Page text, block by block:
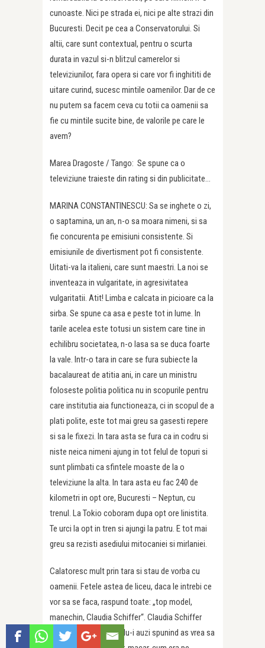
cunoaste. Nici pe strada ei, nici pe alte strazi din
Bucuresti. Decit pe cea a Conservatorului. Si
altii, care sunt contextual, pentru o scurta
durata in vazul si-n blitzul camerelor si
televiziunilor, fara opera si care vor fi inghititi de
uitare curind, sucesc mintile oamenilor. Dar de ce
nu putem sa facem ceva cu totii ca oamenii sa
fie cu mintile sucite bine, de valorile pe care le
avem?
Marea Dragoste / Tango: Se spune ca o
televiziune traieste din rating si din publicitate…
MARINA CONSTANTINESCU: Sa se inghete o zi,
o saptamina, un an, n-o sa moara nimeni, si sa
fie concurenta pe emisiuni consistente. Si
emisiunile de divertisment pot fi consistente.
Uitati-va la italieni, care sunt maestri. La noi se
inventeaza in vulgaritate, in agresivitatea
vulgaritatii. Atit! Limba e calcata in picioare ca la
sirba. Se spune ca asa e peste tot in lume. In
tarile acelea este totusi un sistem care tine in
echilibru societatea, n-o lasa sa se duca foarte
la vale. Intr-o tara in care se fura subiecte la
bacalaureat de atitia ani, in care un ministru
foloseste politia politica nu in scopurile pentru
care institutia aia functioneaza, ci in scopul de a
plati polite, este tot mai greu sa gasesti repere
si sa le fixezi. In tara asta se fura ca in codru si
niste neica nimeni ajung in tot felul de topuri si
sunt plimbati ca sfintele moaste de la o
televiziune la alta. In tara asta eu fac 240 de
kilometri in opt ore, Bucuresti – Neptun, cu
trenul. La Tokio coboram dupa opt ore linistita.
Te urci la opt in tren si ajungi la patru. E tot mai
greu sa rezisti asediului mitocaniei si mirlaniei.
Calatoresc mult prin tara si stau de vorba cu
oamenii. Fetele astea de liceu, daca le intrebi ce
vor sa se faca, raspund toate: „top model,
manechin, Claudia Schiffer“. Claudia Schiffer
este deja o meserie. Nu-i auzi spunind as vrea sa